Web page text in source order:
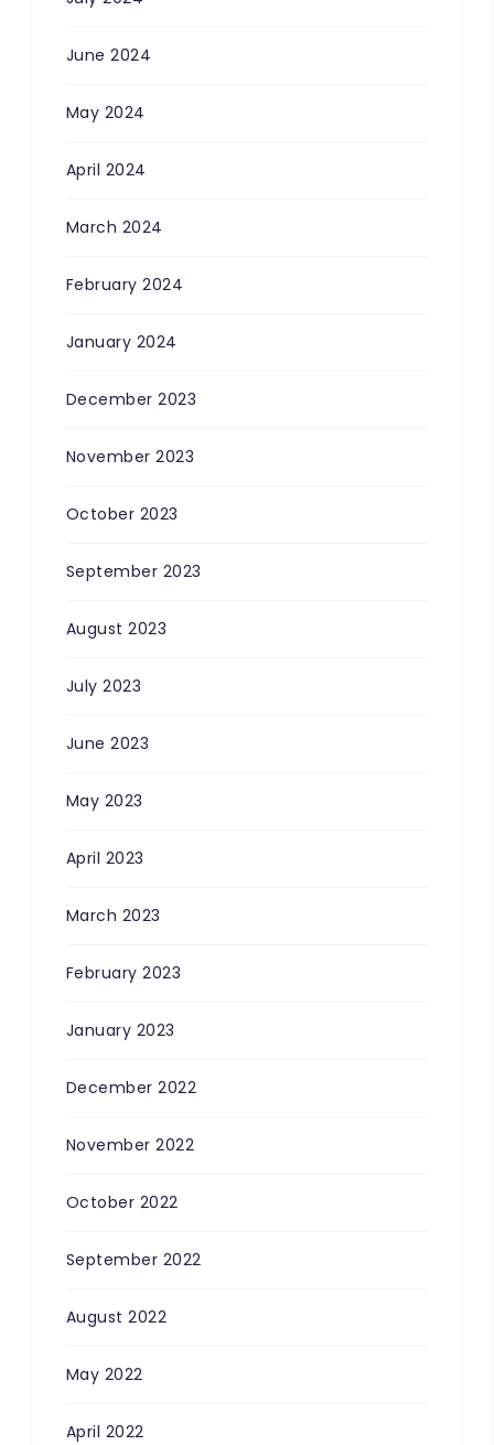
June 2024
May 2024
April 2024
March 2024
February 2024
January 2024
December 2023
November 2023
October 2023
September 2023
August 2023
July 2023
June 2023
May 2023
April 2023
March 2023
February 2023
January 2023
December 2022
November 2022
October 2022
September 2022
August 2022
May 2022
April 2022